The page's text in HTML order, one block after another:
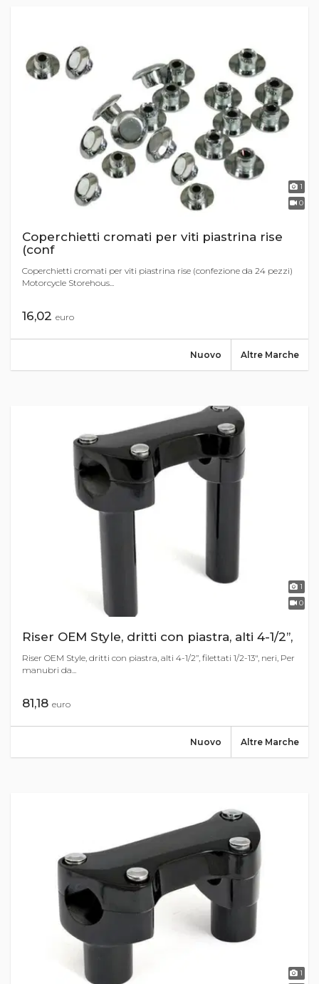
1
0
Coperchietti cromati per viti piastrina rise
(conf
Coperchietti cromati per viti piastrina rise (confezione da 24 pezzi)
Motorcycle Storehous...
16,02 euro
Altre Marche
Nuovo
1
0
Riser OEM Style, dritti con piastra, alti 4-1/2’’,
Riser OEM Style, dritti con piastra, alti 4-1/2’’, filettati 1/2-13", neri, Per
manubri da...
81,18 euro
Altre Marche
Nuovo
1